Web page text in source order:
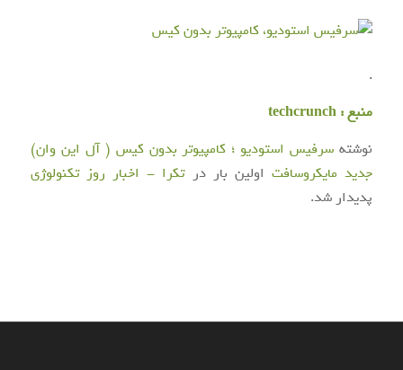
.
منبع : techcrunch
نوشته سرفیس استودیو ؛ کامپیوتر بدون کیس ( آل این وان)
جدید مایکروسافتاولین بار درتکرا - اخبار روز تکنولوژی
پدیدار شد.